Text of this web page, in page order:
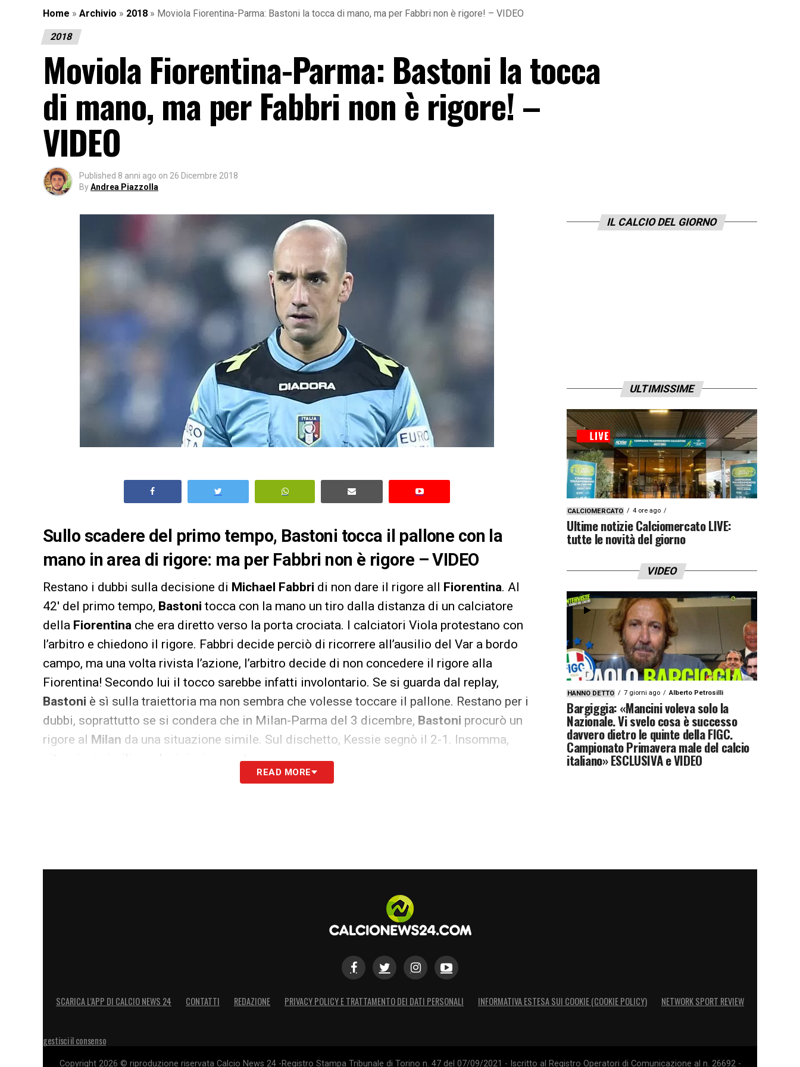
Home » Archivio » 2018 » Moviola Fiorentina-Parma: Bastoni la tocca di mano, ma per Fabbri non è rigore! – VIDEO
2018
Moviola Fiorentina-Parma: Bastoni la tocca
di mano, ma per Fabbri non è rigore! –
VIDEO
Published 8 anni ago on 26 Dicembre 2018
ByAndrea Piazzolla
Sullo scadere del primo tempo, Bastoni tocca il pallone con la
mano in area di rigore: ma per Fabbri non è rigore – VIDEO
Restano i dubbi sulla decisione di Michael Fabbri di non dare il rigore all Fiorentina. Al
42′ del primo tempo, Bastoni tocca con la mano un tiro dalla distanza di un calciatore
della Fiorentina che era diretto verso la porta crociata. I calciatori Viola protestano con
l’arbitro e chiedono il rigore. Fabbri decide perciò di ricorrere all’ausilio del Var a bordo
campo, ma una volta rivista l’azione, l’arbitro decide di non concedere il rigore alla
Fiorentina! Secondo lui il tocco sarebbe infatti involontario. Se si guarda dal replay,
Bastoni è sì sulla traiettoria ma non sembra che volesse toccare il pallone. Restano per i
dubbi, soprattutto se si condera che in Milan-Parma del 3 dicembre, Bastoni procurò un
rigore al Milan da una situazione simile. Sul dischetto, Kessie segnò il 2-1. Insomma,
situazioni simili ma decisioni opposte
READ MORE
IL CALCIO DEL GIORNO
ULTIMISSIME
CALCIOMERCATO 4 ore ago
Ultime notizie Calciomercato LIVE:
tutte le novità del giorno
VIDEO
HANNO DETTO 7 giorni ago Alberto Petrosilli
Bargiggia: «Mancini voleva solo la
Nazionale. Vi svelo cosa è successo
davvero dietro le quinte della FIGC.
Campionato Primavera male del calcio
italiano» ESCLUSIVA e VIDEO
SCARICA L’APP DI CALCIO NEWS 24 CONTATTI REDAZIONE PRIVACY POLICY E TRATTAMENTO DEI DATI PERSONALI INFORMATIVA ESTESA SUI COOKIE (COOKIE POLICY) NETWORK SPORT REVIEW
gestisci il consenso
Copyright 2026 © riproduzione riservata Calcio News 24 -Registro Stampa Tribunale di Torino n. 47 del 07/09/2021 - Iscritto al Registro Operatori di Comunicazione al n. 26692 -